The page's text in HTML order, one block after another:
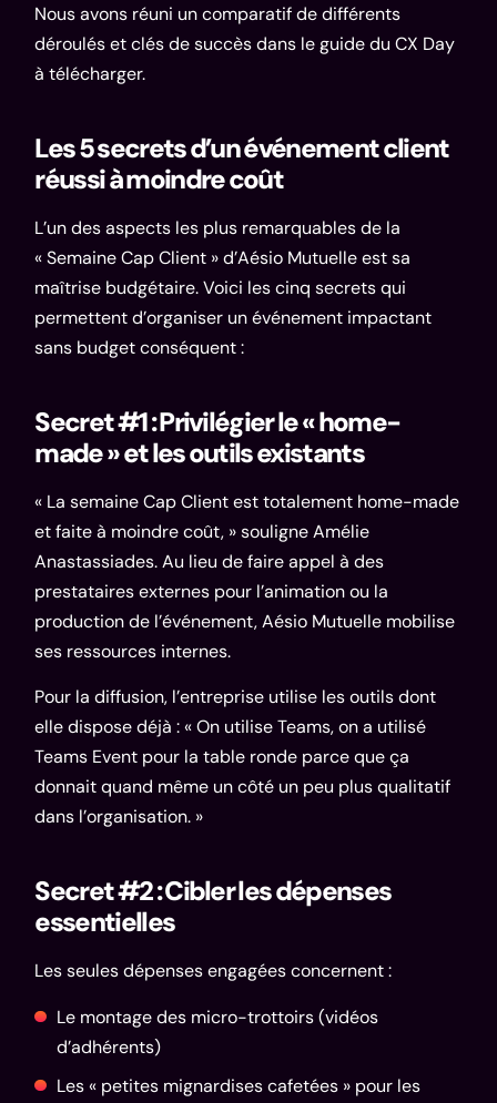
Nous avons réuni un comparatif de différents
déroulés et clés de succès dans leguide du CX Day
à télécharger.
Les 5 secrets d’un événement client
réussi à moindre coût
L’un des aspects les plus remarquables de la
« Semaine Cap Client » d’Aésio Mutuelle est sa
maîtrise budgétaire. Voici les cinq secrets qui
permettent d’organiser un événement impactant
sans budget conséquent :
Secret #1 : Privilégier le « home-
made » et les outils existants
« La semaine Cap Client est totalement home-made
et faite à moindre coût, » souligne Amélie
Anastassiades. Au lieu de faire appel à des
prestataires externes pour l’animation ou la
production de l’événement, Aésio Mutuelle mobilise
ses ressources internes.
Pour la diffusion, l’entreprise utilise les outils dont
elle dispose déjà : « On utilise Teams, on a utilisé
Teams Event pour la table ronde parce que ça
donnait quand même un côté un peu plus qualitatif
dans l’organisation. »
Secret #2 : Cibler les dépenses
essentielles
Les seules dépenses engagées concernent :
Le montage des micro-trottoirs (vidéos
d’adhérents)
Les « petites mignardises cafetées » pour les